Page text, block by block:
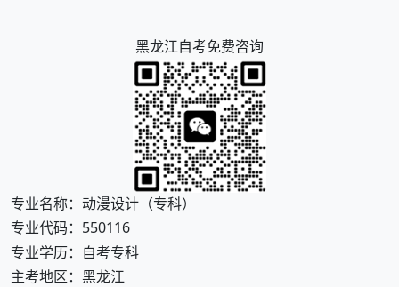
黑龙江自考免费咨询
专业名称：动漫设计（专科）
专业代码：550116
专业学历：自考专科
主考地区：黑龙江